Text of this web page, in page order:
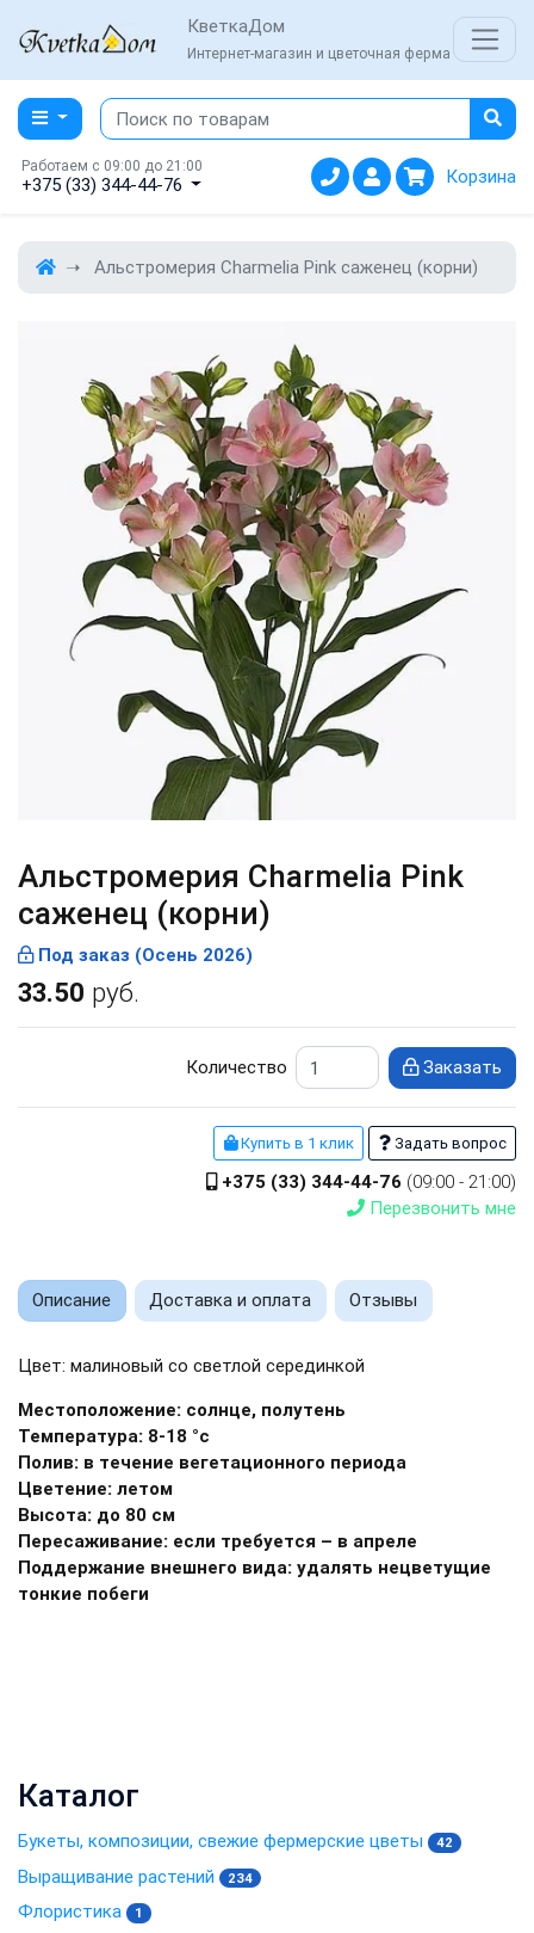
КветкаДом
Интернет-магазин и цветочная ферма
Работаем с 09:00 до 21:00
+375 (33) 344-44-76 Корзина
Альстромерия Charmelia Pink саженец (корни)
Альстромерия Charmelia Pink
саженец (корни)
Под заказ (Осень 2026)
33.50 руб.
Количество Заказать
Купить в 1 клик Задать вопрос
+375 (33) 344-44-76 (09:00 - 21:00)
Перезвонить мне
Описание Доставка и оплата Отзывы
Цвет: малиновый со светлой серединкой
Местоположение: солнце, полутень
Температура: 8-18 °с
Полив: в течение вегетационного периода
Цветение: летом
Высота: до 80 см
Пересаживание: если требуется – в апреле
Поддержание внешнего вида: удалять нецветущие
тонкие побеги
Каталог
Букеты, композиции, свежие фермерские цветы 42
Выращивание растений 234
Флористика 1